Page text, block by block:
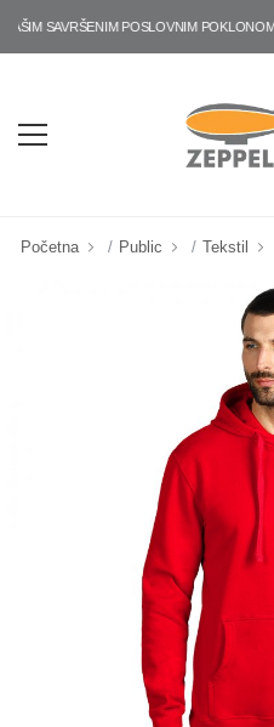
POSLOVNIM POKLONOM!
Početna Public Tekstil